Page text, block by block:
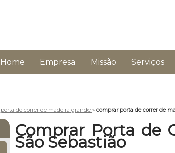
Home Empresa Missão Serviços
porta de correr de madeira grande » comprar porta de correr de
Comprar Porta de
São Sebastião